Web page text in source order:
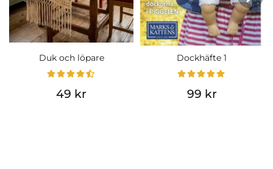
Duk och löpare
49 kr
Dockhäfte 1
99 kr